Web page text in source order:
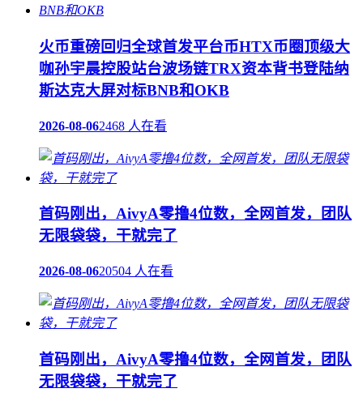
火币重磅回归全球首发平台币HTX币圈顶级大
咖孙宇晨控股站台波场链TRX资本背书登陆纳
斯达克大屏对标BNB和OKB
2026-08-062468 人在看
首码刚出，AivyA零撸4位数，全网首发，团队
无限袋袋，干就完了
2026-08-0620504 人在看
首码刚出，AivyA零撸4位数，全网首发，团队
无限袋袋，干就完了